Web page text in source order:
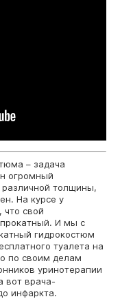
– задача
огромный
толщины,
На курсе у
что свой
И мы с
гидрокостюм
туалета на
по своим делам
уринотерапии
вот врача-
инфаркта.